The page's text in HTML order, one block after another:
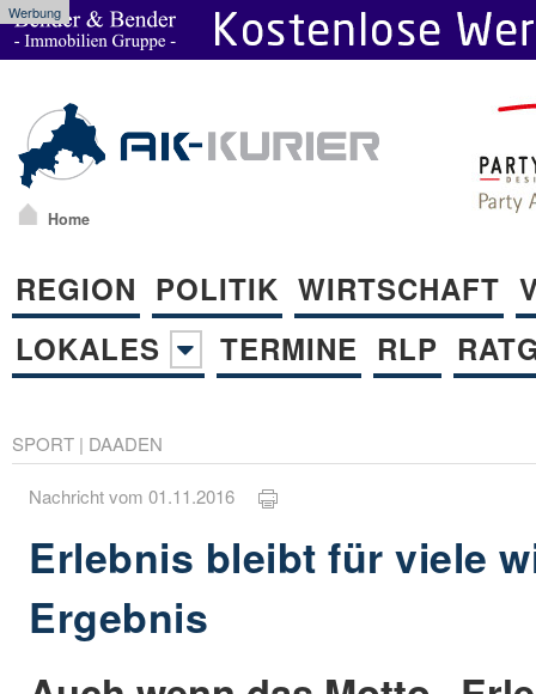
Werbung
Home
REGION POLITIK WIRTSCHAFT
LOKALES
TERMINE RLP
SPORT | DAADEN
Nachricht vom 01.11.2016
Erlebnis bleibt für viele
Ergebnis